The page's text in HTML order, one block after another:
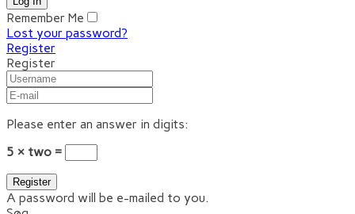
Remember Me
Lost your password?
Register
Register
Please enter an answer in digits:
5 × two =
A password will be e-mailed to you.